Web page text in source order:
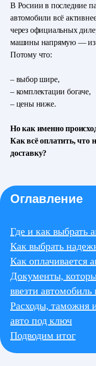
В Росиии в последние
автомобили всё
через официальных
машины напрямую —
Потому что:
– выбор шире,
– комплектации богаче,
– цены ниже.
Но как именно
Как всё оплатить, что
доставку?
Оглавление
Где и как выбрать
Как выбрать
Как оплачивается
Документы,
ввезти
Расходы, таможня
авто под ключ
Подводим итог